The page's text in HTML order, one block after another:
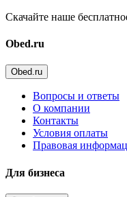
Скачайте наше
Obed.ru
Obed.ru
Вопросы и ответы
О компании
Контакты
Условия оплаты
Правовая
Для бизнеса